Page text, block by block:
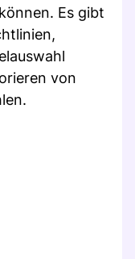
Es gibt
von